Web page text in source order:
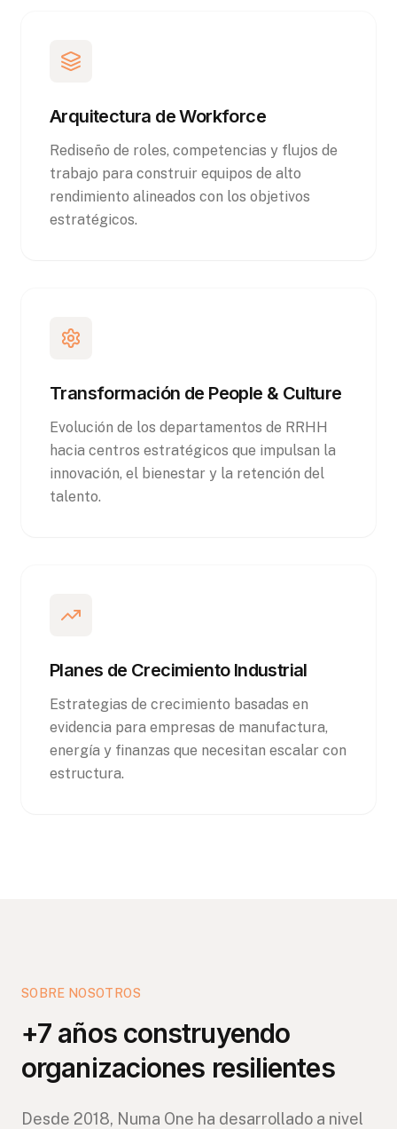
Arquitectura de Workforce
Rediseño de roles, competencias y flujos de
trabajo para construir equipos de alto
rendimiento alineados con los objetivos
estratégicos.
Transformación de People & Culture
Evolución de los departamentos de RRHH
hacia centros estratégicos que impulsan la
innovación, el bienestar y la retención del
talento.
Planes de Crecimiento Industrial
Estrategias de crecimiento basadas en
evidencia para empresas de manufactura,
energía y finanzas que necesitan escalar con
estructura.
SOBRE NOSOTROS
+7 años construyendo
organizaciones resilientes
Desde 2018, Numa One ha desarrollado a nivel